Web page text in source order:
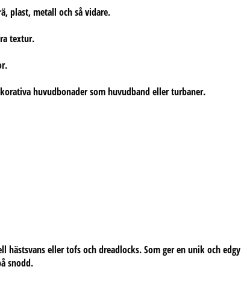
plast, metall och så vidare.
textur.
huvudbonader som huvudband eller turbaner.
eller tofs och dreadlocks. Som ger en unik och edgy
snodd.